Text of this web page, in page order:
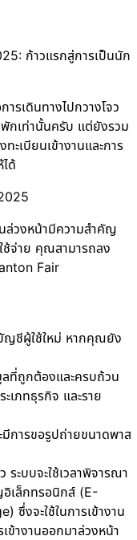
ก้าวแรกสู่การเป็นนัก
รเดินทางไปกวางโจว
พักเท่านั้นครับ แต่ยังรวม
ะเบียนเข้างานและการ
ด้
ล่วงหน้ามีความสำคัญ
ใช้จ่าย คุณสามารถลง
Fair
ญชีผู้ใช้ใหม่ หากคุณยัง
ที่ถูกต้องและครบถ้วน
เภทธุรกิจ และราย
การขอรูปถ่ายขนาดพาส
ะบบจะใช้เวลาพิจารณา
อิเล็กทรอนิกส์ (E-
ซึ่งจะใช้ในการเข้างาน
างานออกมาล่วงหน้า